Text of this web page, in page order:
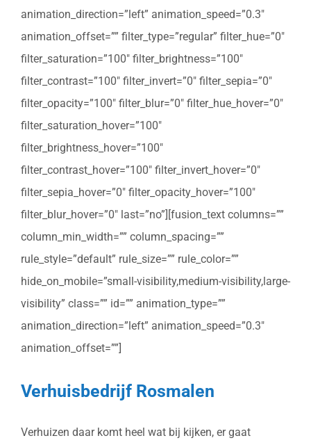
animation_direction=”left” animation_speed=”0.3″
animation_offset=”” filter_type=”regular” filter_hue=”0″
filter_saturation=”100″ filter_brightness=”100″
filter_contrast=”100″ filter_invert=”0″ filter_sepia=”0″
filter_opacity=”100″ filter_blur=”0″ filter_hue_hover=”0″
filter_saturation_hover=”100″
filter_brightness_hover=”100″
filter_contrast_hover=”100″ filter_invert_hover=”0″
filter_sepia_hover=”0″ filter_opacity_hover=”100″
filter_blur_hover=”0″ last=”no”][fusion_text columns=””
column_min_width=”” column_spacing=””
rule_style=”default” rule_size=”” rule_color=””
hide_on_mobile=”small-visibility,medium-visibility,large-
visibility” class=”” id=”” animation_type=””
animation_direction=”left” animation_speed=”0.3″
animation_offset=””]
Verhuisbedrijf Rosmalen
Verhuizen daar komt heel wat bij kijken, er gaat